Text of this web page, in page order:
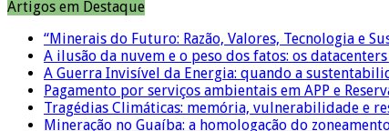
Artigos em Destaque
“Minerais do Futuro: Razão, Valores, Tecnologia e
A ilusão da nuvem e o peso dos fatos: os
A Guerra Invisível da Energia: quando a
Pagamento por serviços ambientais em APP e
Tragédias Climáticas: memória, vulnerabilidade e
Mineração no Guaíba: a homologação do